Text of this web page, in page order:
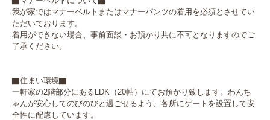
我が家ではマナーベルトまたはマナーパンツの着用を必須とさせてい
ただいております。
着用ができない場合、事前面談・お預かり共に不可となりますのでご
了承ください。
▇住まい環境▇
一軒家の2階部分にあるLDK（20帖）にてお預かり致します。わんち
ゃんが安心してのびのびと過ごせるよう、各所にゲートを設置して安
全性に配慮しています。